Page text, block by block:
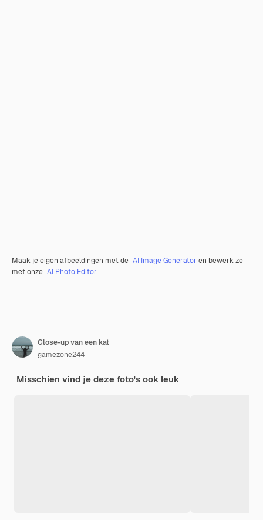
Maak je eigen afbeeldingen met de AI Image Generator en bewerk ze
met onze AI Photo Editor.
Close-up van een kat
gamezone244
Misschien vind je deze foto's ook leuk